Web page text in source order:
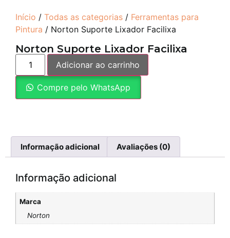
Início / Todas as categorias / Ferramentas para
Pintura / Norton Suporte Lixador Facilixa
Norton Suporte Lixador Facilixa
Adicionar ao carrinho
Compre pelo WhatsApp
Informação adicional Avaliações (0)
Informação adicional
Marca
Norton